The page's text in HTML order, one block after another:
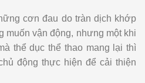
cơn đau do tràn dịch khớp
muốn vận động, nhưng một khi
thể dục thể thao mang lại thì
động thực hiện để cải thiện